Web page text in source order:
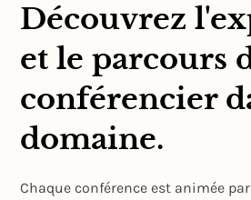
Découvrez
et le parcours
conférencier
domaine.
Chaque conférence est animée